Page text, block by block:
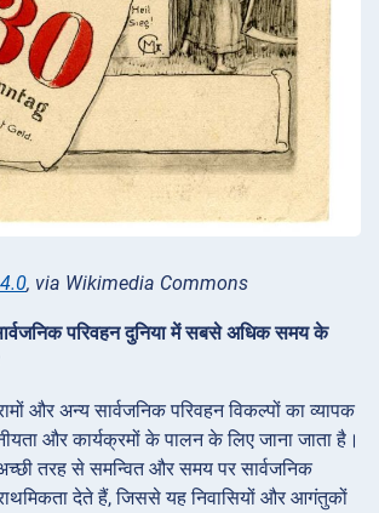
, via Wikimedia Commons
परिवहन दुनिया में सबसे अधिक समय के
और अन्य सार्वजनिक परिवहन विकल्पों का व्यापक
और कार्यक्रमों के पालन के लिए जाना जाता है।
तरह से समन्वित और समय पर सार्वजनिक
देते हैं, जिससे यह निवासियों और आगंतुकों